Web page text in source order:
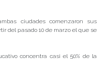
ciudades comenzaron sus
del pasado 10 de marzo el que se
concentra casi el 50% de la